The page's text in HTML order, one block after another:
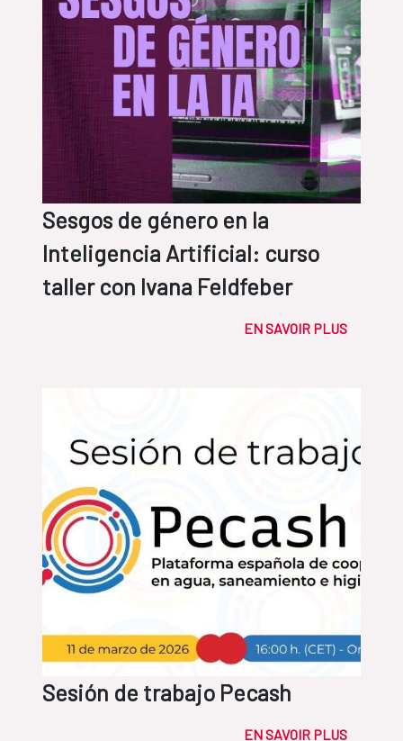
Sesgos de género en la
Inteligencia Artificial: curso
taller con Ivana Feldfeber
EN SAVOIR PLUS
Sesión de trabajo Pecash
EN SAVOIR PLUS